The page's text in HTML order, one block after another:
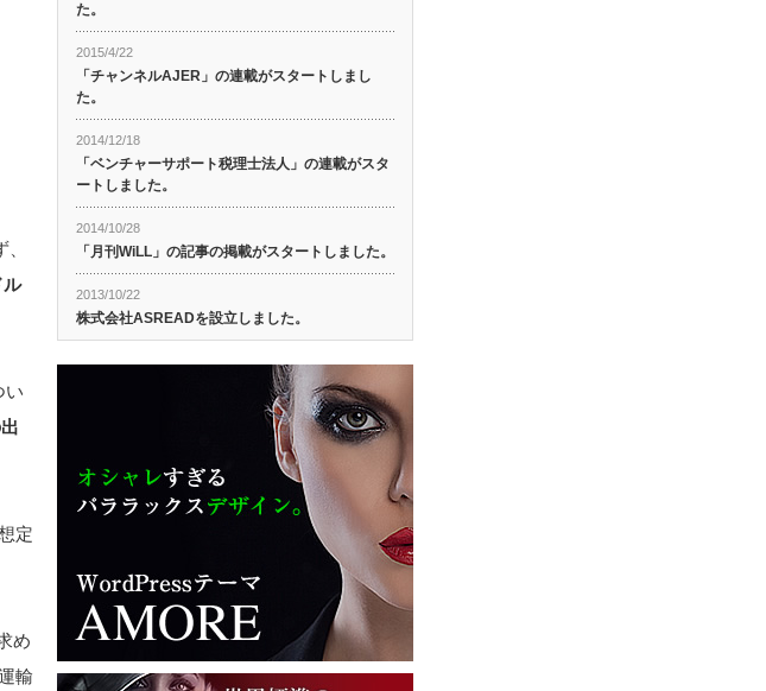
ル
い
定
め
輸
た。
2015/4/22
「チャンネルAJER」の連載がスタートしまし
た。
2014/12/18
「ベンチャーサポート税理士法人」の連載がスタ
ートしました。
2014/10/28
「月刊WiLL」の記事の掲載がスタートしました。
2013/10/22
株式会社ASREADを設立しました。